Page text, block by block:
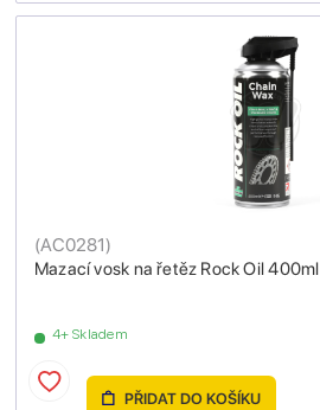
Mazací vosk na řetěz Rock Oil 400ml
(AC0281)
4+ Skladem
PŘIDAT DO KOŠÍKU